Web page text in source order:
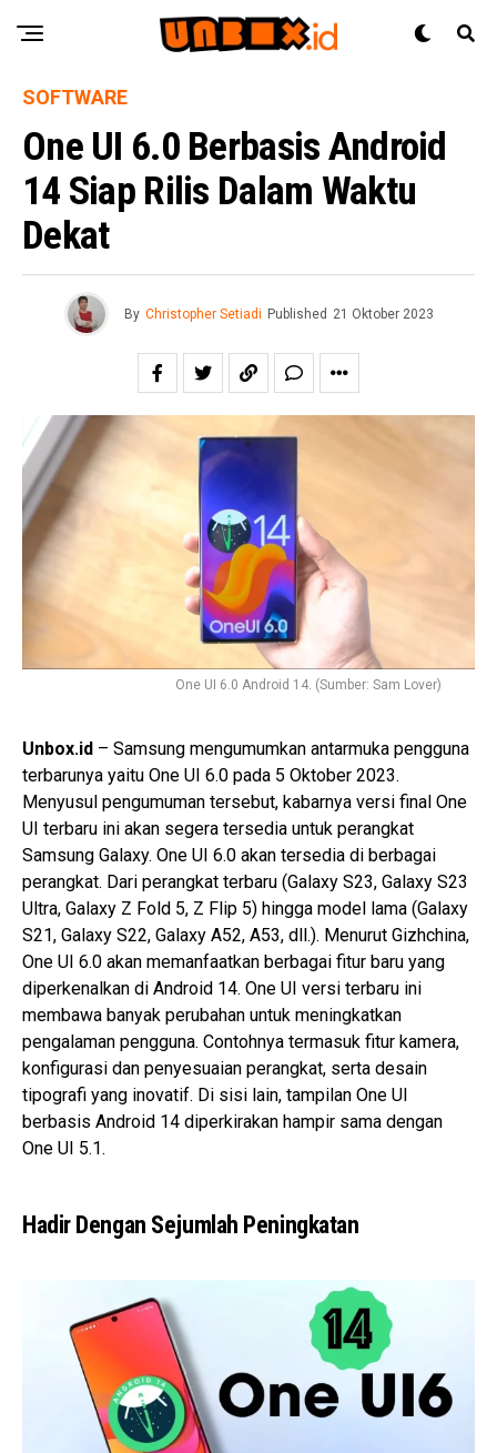
SOFTWARE
One UI 6.0 Berbasis Android
14 Siap Rilis Dalam Waktu
Dekat
By Christopher Setiadi Published 21 Oktober 2023
One UI 6.0 Android 14. (Sumber: Sam Lover)
Unbox.id – Samsung mengumumkan antarmuka pengguna
terbarunya yaitu One UI 6.0 pada 5 Oktober 2023.
Menyusul pengumuman tersebut, kabarnya versi final One
UI terbaru ini akan segera tersedia untuk perangkat
Samsung Galaxy. One UI 6.0 akan tersedia di berbagai
perangkat. Dari perangkat terbaru (Galaxy S23, Galaxy S23
Ultra, Galaxy Z Fold 5, Z Flip 5) hingga model lama (Galaxy
S21, Galaxy S22, Galaxy A52, A53, dll.). Menurut Gizhchina,
One UI 6.0 akan memanfaatkan berbagai fitur baru yang
diperkenalkan di Android 14. One UI versi terbaru ini
membawa banyak perubahan untuk meningkatkan
pengalaman pengguna. Contohnya termasuk fitur kamera,
konfigurasi dan penyesuaian perangkat, serta desain
tipografi yang inovatif. Di sisi lain, tampilan One UI
berbasis Android 14 diperkirakan hampir sama dengan
One UI 5.1.
Hadir Dengan Sejumlah Peningkatan